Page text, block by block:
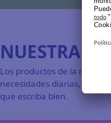
NUESTRA
Los productos de la marca
necesidades diarias, ya
que escriba bien.